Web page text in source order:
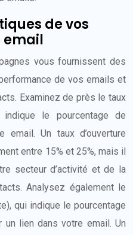
de vos
email
vous fournissent des
de vos emails et
Examinez de près le taux
indique le pourcentage de
Un taux d’ouverture
entre 15% et 25%, mais il
secteur d’activité et de la
Analysez également le
qui indique le pourcentage
lien dans votre email. Un